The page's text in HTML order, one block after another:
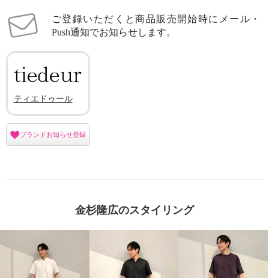
ご登録いただくと商品販売開始時にメール・
Push通知でお知らせします。
ティエドゥール
ブランドお知らせ登録
金杉隆広のスタイリング